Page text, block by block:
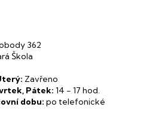
362
Škola
Zavřeno
Pátek: 14 - 17 hod.
dobu: po telefonické